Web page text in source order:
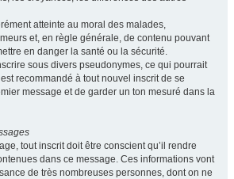
atteinte au moral des malades,
et, en règle générale, de contenu pouvant
en danger la santé ou la sécurité.
sous divers pseudonymes, ce qui pourrait
recommandé à tout nouvel inscrit de se
message et de garder un ton mesuré dans la
tout inscrit doit être conscient qu’il rendre
dans ce message. Ces informations vont
de très nombreuses personnes, dont on ne